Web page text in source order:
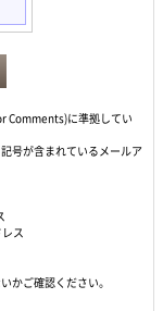
Comments)に準拠してい
号が含まれているメールア
ス
かご確認ください。